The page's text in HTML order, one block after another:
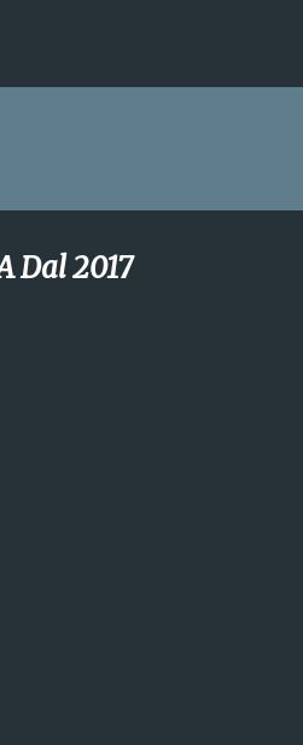
Dal 2017